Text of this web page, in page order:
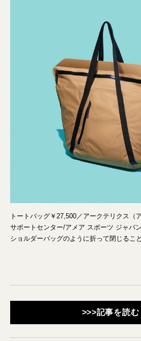
トートバッグ￥27,500／アークテリクス（
サポートセンター/アメア スポーツ ジャパ
ショルダーバッグのように折って閉じるこ
>>>記事を読む